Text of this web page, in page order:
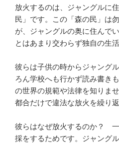
放火するのは、ジャングルに
民」です。この「森の民」は
が、ジャングルの奥に住んで
とはあまり交わらず独自の生
彼らは子供の時からジャング
ろん学校へも行かず読み書き
の世界の規範や法律を知りま
都合だけで違法な放火を繰り返
彼らはなぜ放火するのか？
採をするためです。ジャング